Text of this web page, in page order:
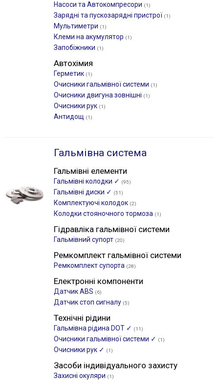
Насоси та Автокомпресори (1)
Зарядні та пускозарядні пристрої (1)
Мультиметри (1)
Клеми на акумулятор (1)
Запобіжники (1)
Автохімия
Герметик (1)
Очисники гальмівної системи (1)
Очисники двигуна зовнішні (1)
Очисники рук (1)
Антидощ (1)
Гальмівна система
Гальмівні елементи
Гальмівні колодки ✓ (95)
Гальмівні диски ✓ (51)
Комплектуючі колодок (2)
Колодки стояночного тормоза (1)
Гідравліка гальмівної системи
Гальмівний супорт (20)
Ремкомплект гальмівної системи
Ремкомплект супорта (28)
Електронні компоненти
Датчик ABS (6)
Датчик стоп сигналу (5)
Технічні рідини
Гальмівна рідина DOT ✓ (11)
Очисники гальмівної системи ✓ (1)
Очисники рук ✓ (1)
Засоби індивідуального захисту
Захисні окуляри (1)